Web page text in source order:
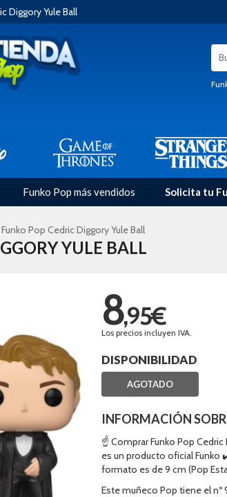
Diggory Yule Ball
Funko Pop más vendidos Solicita tu
Pop Cedric Diggory Yule Ball
YULE BALL
8,95€
Los precios incluyen IVA.
DISPONIBILIDAD
AGOTADO
INFORMACIÓN
☝ Comprar Funko Pop Cedric
es un producto oficial Funko
formato es de 9 cm (Pop
Este muñeco Pop tiene el